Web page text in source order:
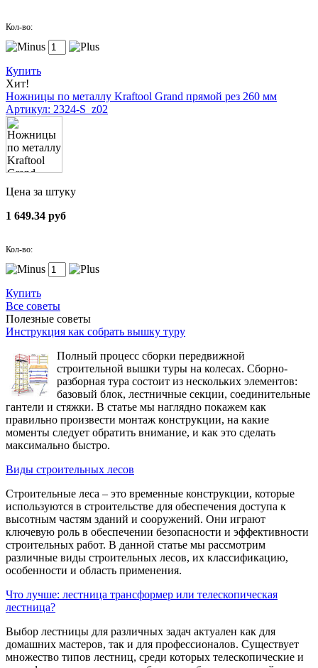
Кол-во:
Купить
Хит!
Ножницы по металлу Kraftool Grand прямой рез 260 мм
Артикул: 2324-S_z02
Цена за штуку
1 649.34 руб
Кол-во:
Купить
Все советы
Полезные советы
Инструкция как собрать вышку туру
Полный процесс сборки передвижной
строительной вышки туры на колесах. Сборно-
разборная тура состоит из нескольких элементов:
базовый блок, лестничные секции, соединительные
гантели и стяжки. В статье мы наглядно покажем как
правильно произвести монтаж конструкции, на какие
моменты следует обратить внимание, и как это сделать
максимально быстро.
Виды строительных лесов
Строительные леса – это временные конструкции, которые
используются в строительстве для обеспечения доступа к
высотным частям зданий и сооружений. Они играют
ключевую роль в обеспечении безопасности и эффективности
строительных работ. В данной статье мы рассмотрим
различные виды строительных лесов, их классификацию,
особенности и область применения.
Что лучше: лестница трансформер или телескопическая
лестница?
Выбор лестницы для различных задач актуален как для
домашних мастеров, так и для профессионалов. Существует
множество типов лестниц, среди которых телескопические и